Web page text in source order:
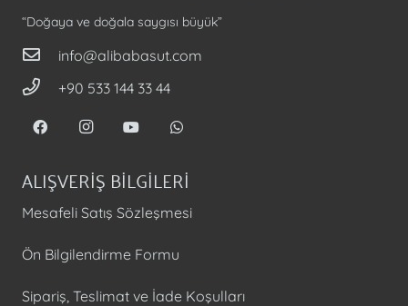
“Doğaya ve doğala saygısı büyük”
info@alibabasut.com
+90 533 144 33 44
ALIŞVERİŞ BİLGİLERİ
Mesafeli Satış Sözleşmesi
Ön Bilgilendirme Formu
Sipariş, Teslimat ve İade Koşulları